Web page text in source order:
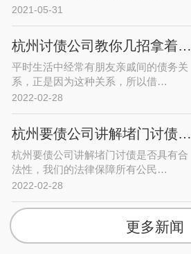
2021-05-31
杭州讨债公司教你几招拿着借条要回…
平时生活中经常有朋友亲戚间的债务关
系，正是因为这种关系，所以借…
2022-02-28
杭州要债公司讲解堵门讨债是否违法…
杭州要债公司讲解堵门讨债是否具有合
法性，我们的法律保障所有公民…
2022-02-28
更多新闻